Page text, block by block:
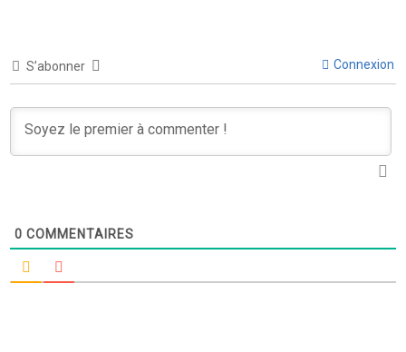
S’abonner Connexion
0 COMMENTAIRES